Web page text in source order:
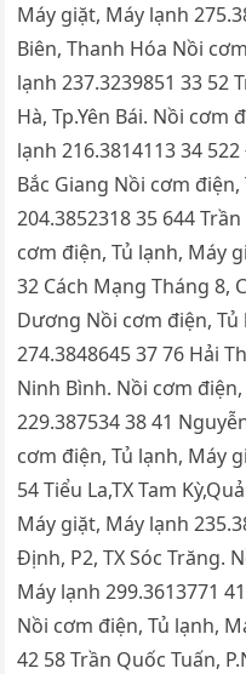
Máy giặt, Máy lạnh
Biên, Thanh Hóa Nồi
lạnh 237.3239851 33 52
Hà, Tp.Yên Bái. Nồi cơm
lạnh 216.3814113 34
Bắc Giang Nồi cơm
204.3852318 35 644
cơm điện, Tủ lạnh, Máy
32 Cách Mạng Tháng 8,
Dương Nồi cơm điện,
274.3848645 37 76 Hải
Ninh Bình. Nồi cơm
229.387534 38 41
cơm điện, Tủ lạnh, Máy
54 Tiểu La,TX Tam
Máy giặt, Máy lạnh
Định, P2, TX Sóc Trăng.
Máy lạnh 299.3613771
Nồi cơm điện, Tủ lạnh,
42 58 Trần Quốc Tuấn,